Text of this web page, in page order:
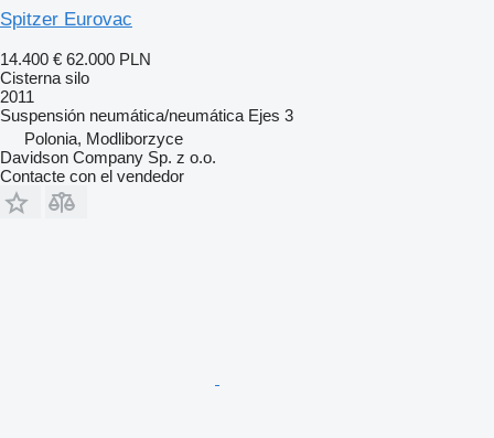
Spitzer Eurovac
14.400 € 62.000 PLN
Cisterna silo
2011
Suspensión neumática/neumática Ejes 3
Polonia, Modliborzyce
Davidson Company Sp. z o.o.
Contacte con el vendedor